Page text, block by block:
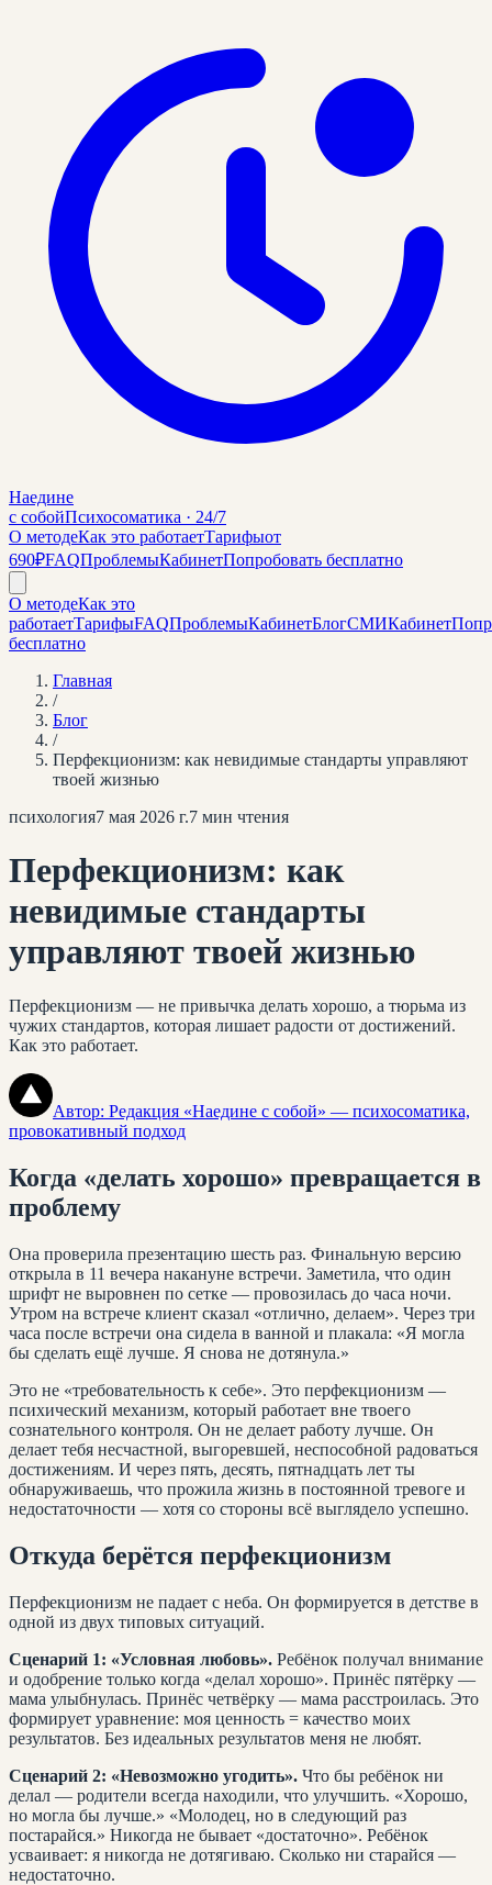
Наедине
с собойПсихосоматика · 24/7
О методеКак это работаетТарифыот
690₽FAQПроблемыКабинетПопробовать бесплатно
О методеКак это
работаетТарифыFAQПроблемыКабинетБлогСМИКабинет
бесплатно
Главная
/
Блог
/
Перфекционизм: как невидимые стандарты управляют
твоей жизнью
психология7 мая 2026 г.7 мин чтения
Перфекционизм: как
невидимые стандарты
управляют твоей жизнью
Перфекционизм — не привычка делать хорошо, а тюрьма из
чужих стандартов, которая лишает радости от достижений.
Как это работает.
Автор: Редакция «Наедине с собой» — психосоматика,
провокативный подход
Когда «делать хорошо» превращается в
проблему
Она проверила презентацию шесть раз. Финальную версию
открыла в 11 вечера накануне встречи. Заметила, что один
шрифт не выровнен по сетке — провозилась до часа ночи.
Утром на встрече клиент сказал «отлично, делаем». Через три
часа после встречи она сидела в ванной и плакала: «Я могла
бы сделать ещё лучше. Я снова не дотянула.»
Это не «требовательность к себе». Это перфекционизм —
психический механизм, который работает вне твоего
сознательного контроля. Он не делает работу лучше. Он
делает тебя несчастной, выгоревшей, неспособной радоваться
достижениям. И через пять, десять, пятнадцать лет ты
обнаруживаешь, что прожила жизнь в постоянной тревоге и
недостаточности — хотя со стороны всё выглядело успешно.
Откуда берётся перфекционизм
Перфекционизм не падает с неба. Он формируется в детстве в
одной из двух типовых ситуаций.
Сценарий 1: «Условная любовь». Ребёнок получал внимание
и одобрение только когда «делал хорошо». Принёс пятёрку —
мама улыбнулась. Принёс четвёрку — мама расстроилась. Это
формирует уравнение: моя ценность = качество моих
результатов. Без идеальных результатов меня не любят.
Сценарий 2: «Невозможно угодить». Что бы ребёнок ни
делал — родители всегда находили, что улучшить. «Хорошо,
но могла бы лучше.» «Молодец, но в следующий раз
постарайся.» Никогда не бывает «достаточно». Ребёнок
усваивает: я никогда не дотягиваю. Сколько ни старайся —
недостаточно.